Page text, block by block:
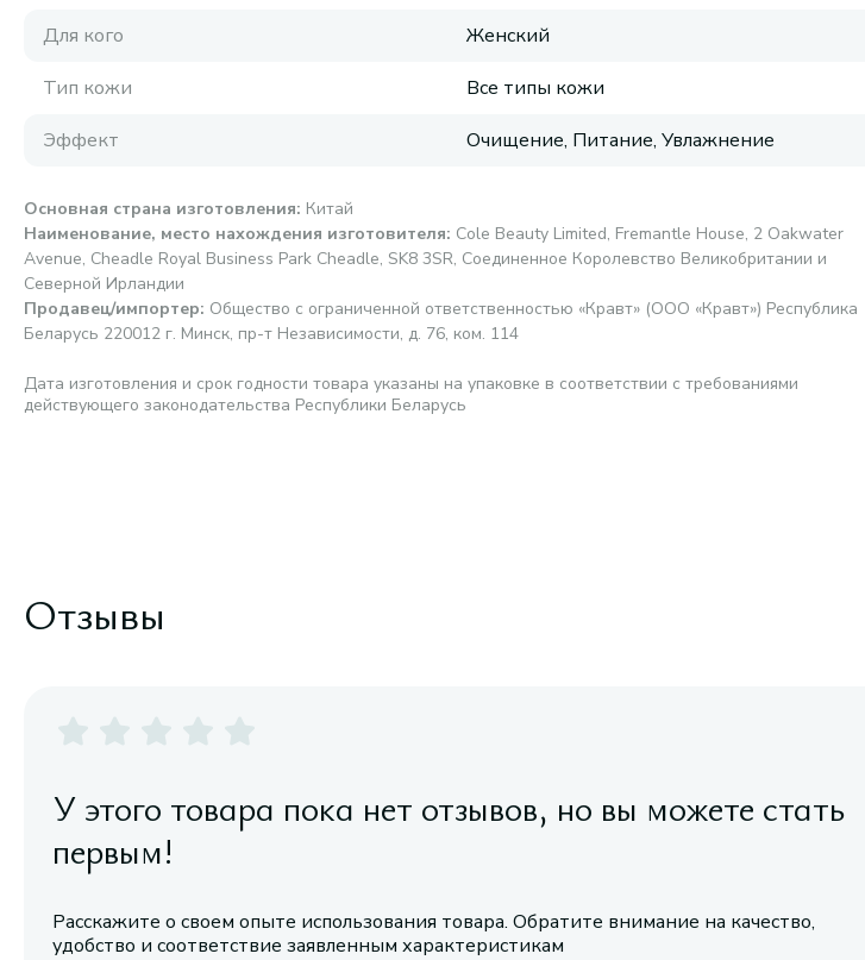
Для кого
Женский
Тип кожи
Все типы кожи
Эффект
Очищение, Питание, Увлажнение
Основная страна изготовления: Китай
Наименование, место нахождения изготовителя: Cole Beauty Limited, Fremantle House, 2 Oakwater
Avenue, Cheadle Royal Business Park Cheadle, SK8 3SR, Соединенное Королевство Великобритании и
Северной Ирландии
Продавец/импортер: Общество с ограниченной ответственностью «Кравт» (ООО «Кравт») Республика
Беларусь 220012 г. Минск, пр-т Независимости, д. 76, ком. 114
Дата изготовления и срок годности товара указаны на упаковке в соответствии с требованиями
действующего законодательства Республики Беларусь
Отзывы
У этого товара пока нет отзывов, но вы можете стать
первым!
Расскажите о своем опыте использования товара. Обратите внимание на качество,
удобство и соответствие заявленным характеристикам